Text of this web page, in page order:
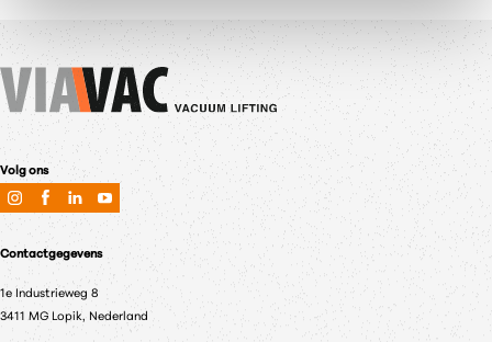
Volg ons
Contactgegevens
1e Industrieweg 8
3411 MG Lopik, Nederland